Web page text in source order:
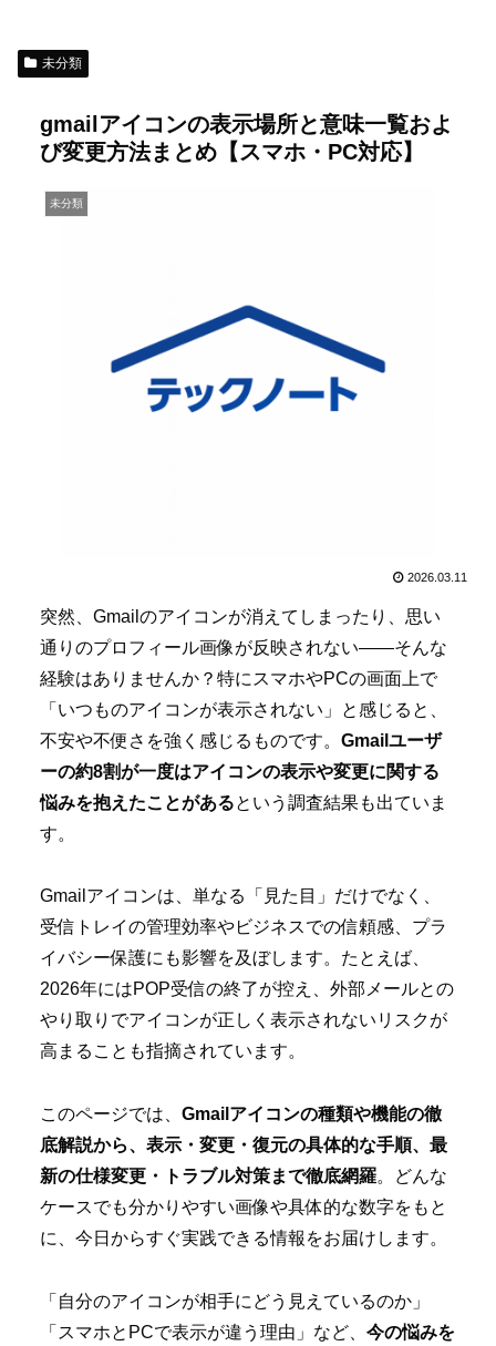
未分類
gmailアイコンの表示場所と意味一覧およ
び変更方法まとめ【スマホ・PC対応】
未分類
2026.03.11
突然、Gmailのアイコンが消えてしまったり、思い
通りのプロフィール画像が反映されない――そんな
経験はありませんか？特にスマホやPCの画面上で
「いつものアイコンが表示されない」と感じると、
不安や不便さを強く感じるものです。 Gmailユーザ
ーの約8割が一度はアイコンの表示や変更に関する
悩みを抱えたことがあるという調査結果も出ていま
す。
Gmailアイコンは、単なる「見た目」だけでなく、
受信トレイの管理効率やビジネスでの信頼感、プラ
イバシー保護にも影響を及ぼします。たとえば、
2026年にはPOP受信の終了が控え、外部メールとの
やり取りでアイコンが正しく表示されないリスクが
高まることも指摘されています。
このページでは、 Gmailアイコンの種類や機能の徹
底解説から、表示・変更・復元の具体的な手順、最
新の仕様変更・トラブル対策まで徹底網羅。どんな
ケースでも分かりやすい画像や具体的な数字をもと
に、今日からすぐ実践できる情報をお届けします。
「自分のアイコンが相手にどう見えているのか」
「スマホとPCで表示が違う理由」など、 今の悩みを